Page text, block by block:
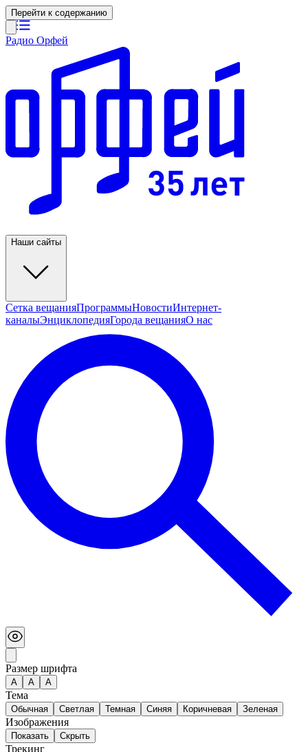
Перейти к содержанию
Радио Орфей
Наши сайты
Сетка вещанияПрограммыНовостиИнтернет-
каналыЭнциклопедияГорода вещанияО нас
Размер шрифта
А A A
Тема
Обычная Светлая Темная Синяя Коричневая Зеленая
Изображения
Показать Скрыть
Трекинг